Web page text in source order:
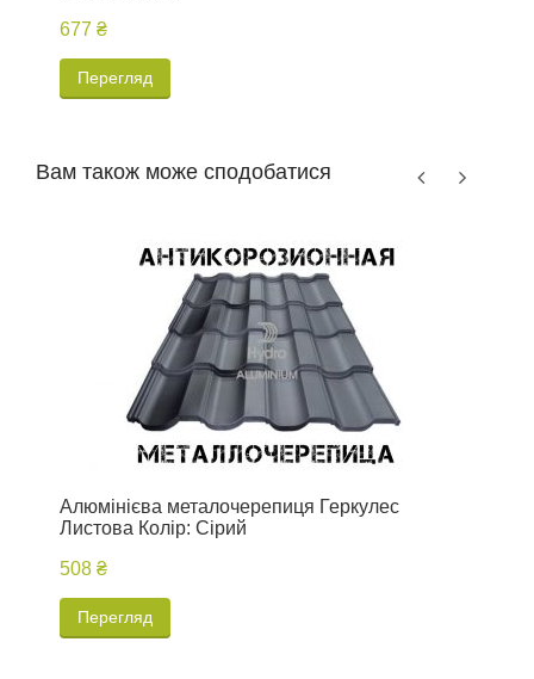
677 ₴
Перегляд
Вам також може сподобатися
Алюмінієва металочерепиця Геркулес
Листова Колір: Сірий
508 ₴
Перегляд